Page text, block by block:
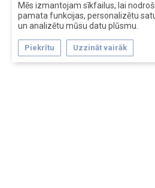
Mēs izmantojam sīkfailus, lai
pamata funkcijas, personalizētu
un analizētu mūsu datu plūsmu.
Piekrītu Uzzināt vairāk